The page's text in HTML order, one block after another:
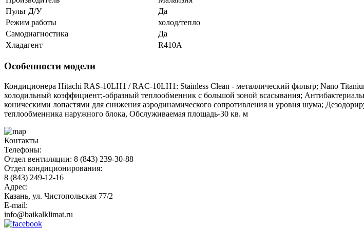
Пульт Д/У
Да
Режим работы
холод/тепло
Самодиагностика
Да
Хладагент
R410A
Особенности модели
Кондиционера Hitachi RAS-10LH1 / RAC-10LH1: Stainless Clean - металлический фильтр; Nano
холодильный коэффициент;-образный теплообменник с большой зоной всасывания;
коническими лопастями для снижения аэродинамического сопротивления и уровня шума;
теплообменника наружного блока, Обслуживаемая площадь-30 кв. м
Контакты
Телефоны:
Отдел вентиляции: 8 (843) 239-30-88
Отдел кондиционирования:
8 (843) 249-12-16
Адрес:
Казань, ул. Чистопольская 77/2
E-mail:
info@baikalklimat.ru